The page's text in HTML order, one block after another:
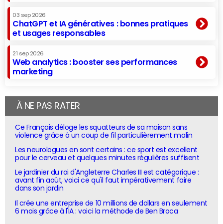
03 sep 2026
ChatGPT et IA génératives : bonnes pratiques
et usages responsables
21 sep 2026
Web analytics : booster ses performances
marketing
À NE PAS RATER
Ce Français déloge les squatteurs de sa maison sans
violence grâce à un coup de fil particulièrement malin
Les neurologues en sont certains : ce sport est excellent
pour le cerveau et quelques minutes régulières suffisent
Le jardinier du roi d'Angleterre Charles III est catégorique :
avant fin août, voici ce qu'il faut impérativement faire
dans son jardin
Il crée une entreprise de 10 millions de dollars en seulement
6 mois grâce à l'IA : voici la méthode de Ben Broca